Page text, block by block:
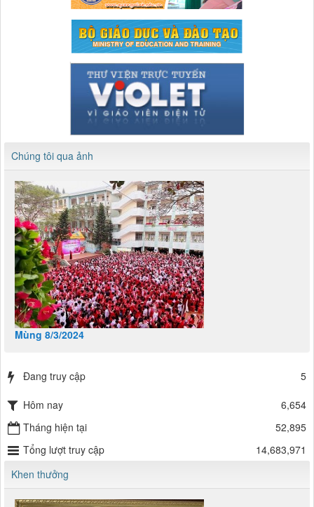
Chúng tôi qua ảnh
Mùng 8/3/2024
Đang truy cập 5
Hôm nay
6,654
Tháng hiện tại
52,895
Tổng lượt truy cập
14,683,971
Khen thưởng